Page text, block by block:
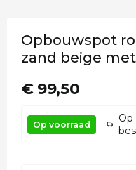
Opbouwspot
zand beige
€ 99,50
Op voorraad
Op